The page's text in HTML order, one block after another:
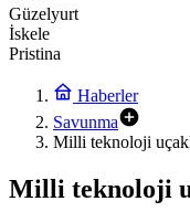
Güzelyurt
İskele
Pristina
Haberler
Savunma
Milli teknoloji
Milli teknoloji